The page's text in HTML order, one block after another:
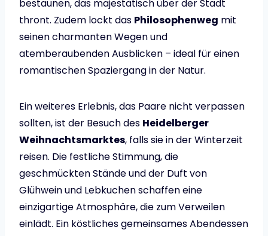
bestaunen, das majestätisch über der Stadt
thront. Zudem lockt das Philosophenweg mit
seinen charmanten Wegen und
atemberaubenden Ausblicken – ideal für einen
romantischen Spaziergang in der Natur.
Ein weiteres Erlebnis, das Paare nicht verpassen
sollten, ist der Besuch des Heidelberger
Weihnachtsmarktes, falls sie in der Winterzeit
reisen. Die festliche Stimmung, die
geschmückten Stände und der Duft von
Glühwein und Lebkuchen schaffen eine
einzigartige Atmosphäre, die zum Verweilen
einlädt. Ein köstliches gemeinsames Abendessen